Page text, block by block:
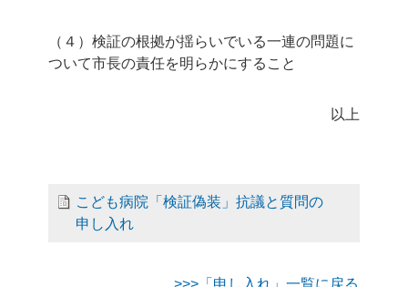
（４）検証の根拠が揺らいでいる一連の問題に
ついて市長の責任を明らかにすること
以上
こども病院「検証偽装」抗議と質問の
申し入れ